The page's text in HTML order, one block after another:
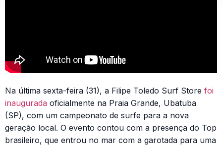
Na última sexta-feira (31), a Filipe Toledo Surf Store foi
inaugurada oficialmente na Praia Grande, Ubatuba
(SP), com um campeonato de surfe para a nova
geração local. O evento contou com a presença do Top
brasileiro, que entrou no mar com a garotada para uma